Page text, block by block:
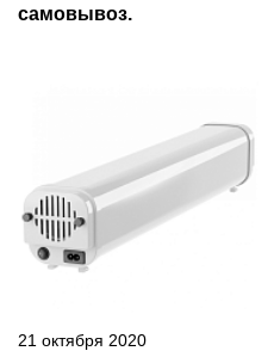
самовывоз.
21 октября 2020